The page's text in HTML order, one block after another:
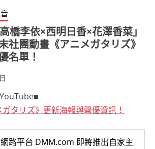
橋李依×西明日香×花澤香菜」
社團動畫《アニメガタリズ》
名單！
タリズ》更新海報與聲優資訊！
路平台 DMM.com 即將推出自家主